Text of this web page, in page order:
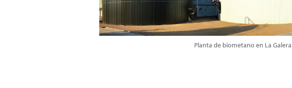
Planta de biometano en La